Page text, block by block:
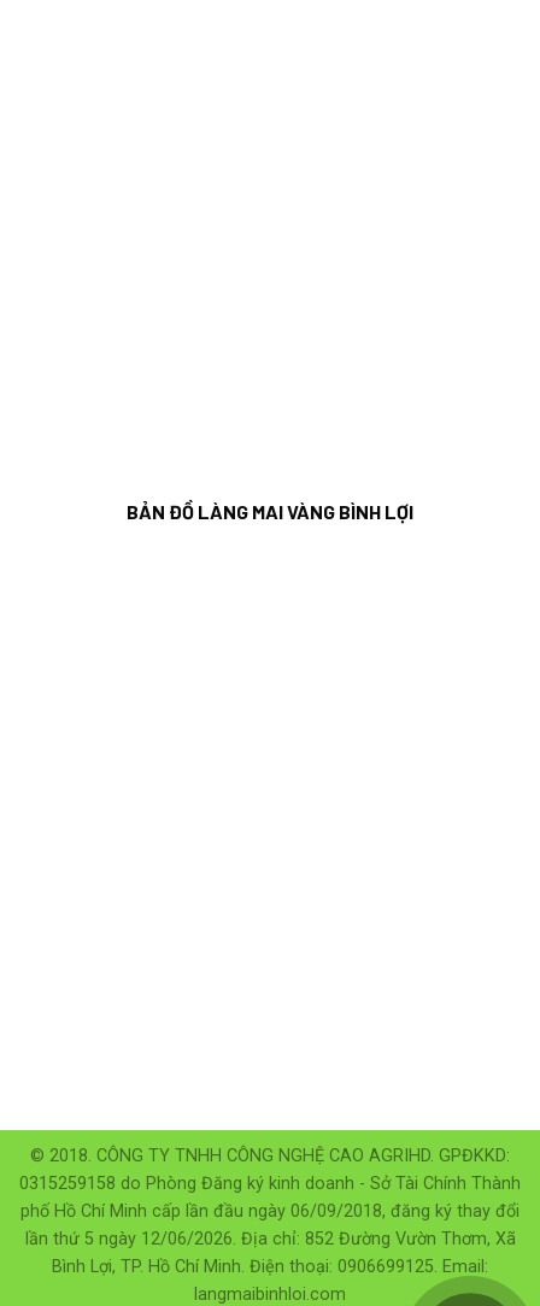
BẢN ĐỒ LÀNG MAI VÀNG BÌNH LỢI
© 2018. CÔNG TY TNHH CÔNG NGHỆ CAO AGRIHD. GPĐKKD:
0315259158 do Phòng Đăng ký kinh doanh - Sở Tài Chính Thành
phố Hồ Chí Minh cấp lần đầu ngày 06/09/2018, đăng ký thay đổi
lần thứ 5 ngày 12/06/2026. Địa chỉ: 852 Đường Vườn Thơm, Xã
Bình Lợi, TP. Hồ Chí Minh. Điện thoại: 0906699125. Email:
langmaibinhloi.com